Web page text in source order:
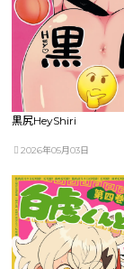
黒尻HeyShiri
2026年05月03日